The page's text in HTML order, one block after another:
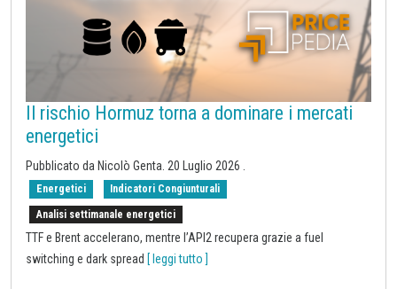
Il rischio Hormuz torna a dominare i mercati
energetici
Pubblicato da Nicolò Genta. 20 Luglio 2026 .
Energetici Indicatori Congiunturali
Analisi settimanale energetici
TTF e Brent accelerano, mentre l’API2 recupera grazie a fuel
switching e dark spread [ leggi tutto ]